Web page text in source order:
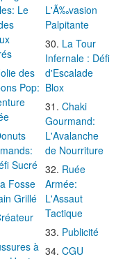
Le
des
Pop:
Sucré
Fosse
Grillé
à
L'Ã‰vasion
Palpitante
La Tour
Infernale : Défi
d'Escalade
Blox
Chaki
Gourmand:
L'Avalanche
de Nourriture
Ruée
Armée:
L'Assaut
Tactique
Publicité
CGU